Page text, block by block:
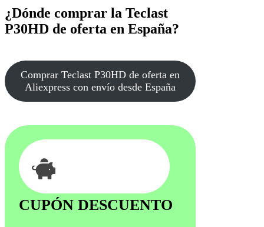
¿Dónde comprar la Teclast
P30HD de oferta en España?
Comprar Teclast P30HD de oferta en
Aliexpress con envío desde España
CUPÓN DESCUENTO